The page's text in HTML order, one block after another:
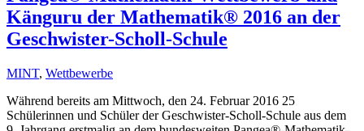
Känguru der Mathematik® 2016 an der
Geschwister-Scholl-Schule
MINT, Wettbewerbe
Während bereits am Mittwoch, den 24. Februar 2016 25
Schülerinnen und Schüler der Geschwister-Scholl-Schule aus dem